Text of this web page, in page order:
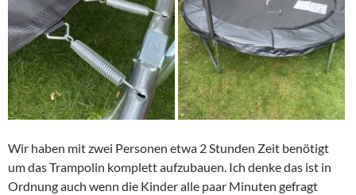
Wir haben mit zwei Personen etwa 2 Stunden Zeit benötigt
um das Trampolin komplett aufzubauen. Ich denke das ist in
Ordnung auch wenn die Kinder alle paar Minuten gefragt